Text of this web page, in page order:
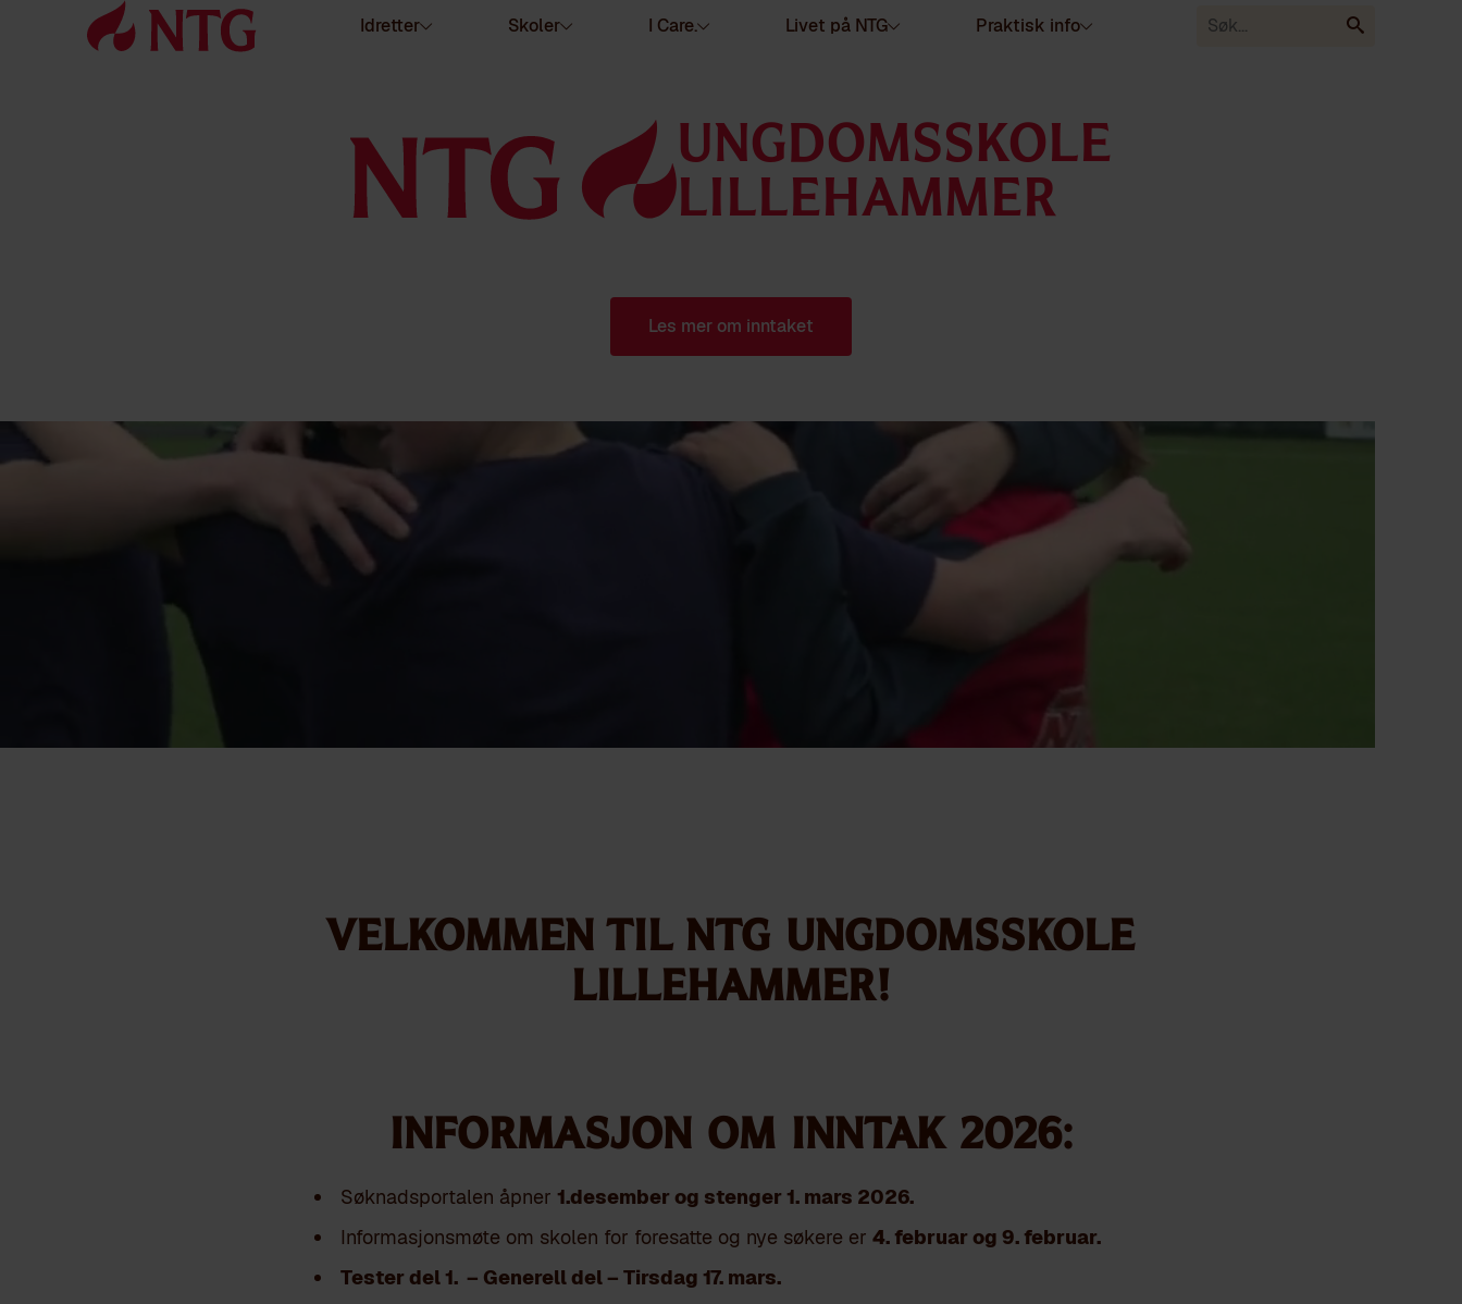
Idretter Skoler I Care. Livet på NTG Praktisk info
UNGDOMSSKOLE
LILLEHAMMER
Les mer om inntaket
Velkommen til NTG ungdomsskole
Lillehammer!
INFORMASJON OM INNTAK 2026:
Søknadsportalen åpner 1.desember og stenger 1. mars 2026.
Informasjonsmøte om skolen for foresatte og nye søkere er 4. februar og 9. februar.
Tester del 1. – Generell del – Tirsdag 17. mars.